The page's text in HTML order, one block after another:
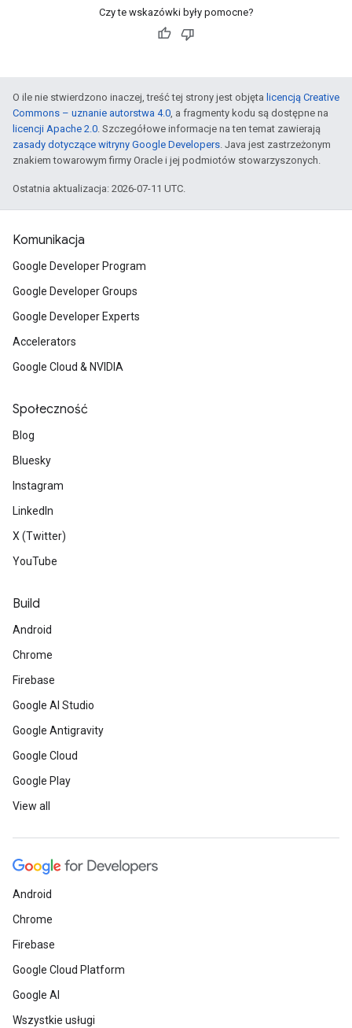
Czy te wskazówki były pomocne?
O ile nie stwierdzono inaczej, treść tej strony jest objęta licencją Creative
Commons – uznanie autorstwa 4.0, a fragmenty kodu są dostępne na
licencji Apache 2.0. Szczegółowe informacje na ten temat zawierają
zasady dotyczące witryny Google Developers. Java jest zastrzeżonym
znakiem towarowym firmy Oracle i jej podmiotów stowarzyszonych.
Ostatnia aktualizacja: 2026-07-11 UTC.
Komunikacja
Google Developer Program
Google Developer Groups
Google Developer Experts
Accelerators
Google Cloud & NVIDIA
Społeczność
Blog
Bluesky
Instagram
LinkedIn
X (Twitter)
YouTube
Build
Android
Chrome
Firebase
Google AI Studio
Google Antigravity
Google Cloud
Google Play
View all
Android
Chrome
Firebase
Google Cloud Platform
Google AI
Wszystkie usługi